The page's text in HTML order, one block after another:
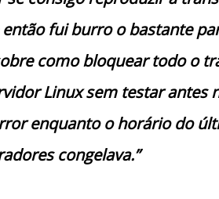
fui burro o bastante
como bloquear todo o
Linux sem testar antes
enquanto o horário do
congelava.”